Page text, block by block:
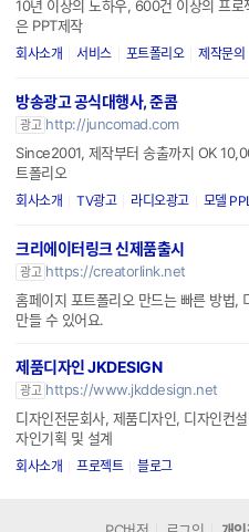
10년 이상의 노하우, 600건 이상의 프로
은 PPT제작
회사소개 서비스 포트폴리오 제작문의
방송광고 공식대행사, 준콤
광고 http://juncomad.com
Since2001, 제작부터 송출까지 OK
트폴리오
회사소개 TV광고 라디오광고 모델
크리에이터링크 신제품출시
광고 https://creatorlink.net
홈페이지 포트폴리오 만드는 빠른 방법,
만들 수 있어요.
제품디자인 JKDESIGN
광고 https://www.jkddesign.net
디자인전문회사, 제품디자인, 디자인컨
자인기획 및 설계
회사소개 프로젝트 블로그